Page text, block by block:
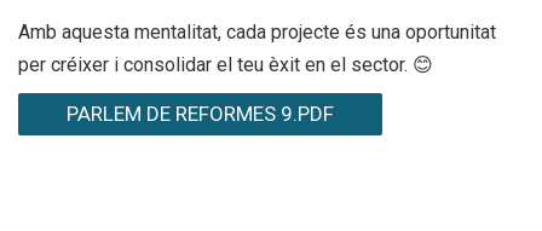
Amb aquesta mentalitat, cada projecte és una oportunitat
per créixer i consolidar el teu èxit en el sector. 😊
PARLEM DE REFORMES 9.PDF